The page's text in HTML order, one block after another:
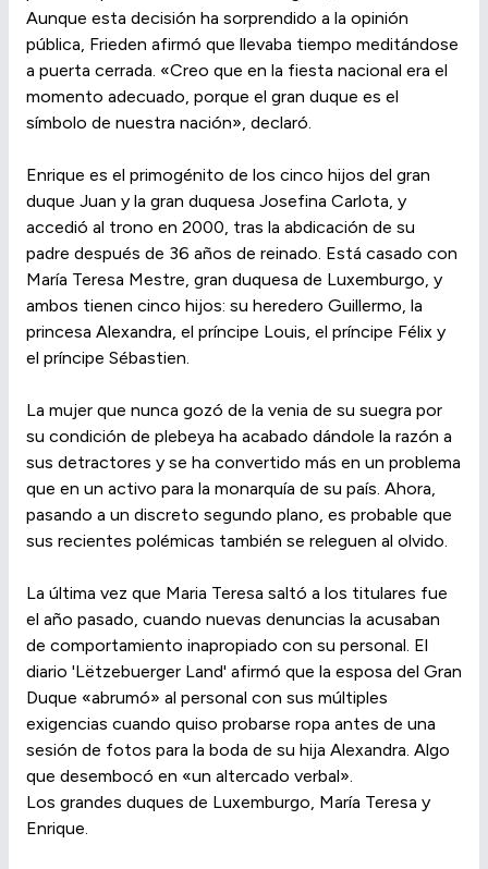
Aunque esta decisión ha sorprendido a la opinión
pública, Frieden afirmó que llevaba tiempo meditándose
a puerta cerrada. «Creo que en la fiesta nacional era el
momento adecuado, porque el gran duque es el
símbolo de nuestra nación», declaró.
Enrique es el primogénito de los cinco hijos del gran
duque Juan y la gran duquesa Josefina Carlota, y
accedió al trono en 2000, tras la abdicación de su
padre después de 36 años de reinado. Está casado con
María Teresa Mestre, gran duquesa de Luxemburgo, y
ambos tienen cinco hijos: su heredero Guillermo, la
princesa Alexandra, el príncipe Louis, el príncipe Félix y
el príncipe Sébastien.
La mujer que nunca gozó de la venia de su suegra por
su condición de plebeya ha acabado dándole la razón a
sus detractores y se ha convertido más en un problema
que en un activo para la monarquía de su país. Ahora,
pasando a un discreto segundo plano, es probable que
sus recientes polémicas también se releguen al olvido.
La última vez que Maria Teresa saltó a los titulares fue
el año pasado, cuando nuevas denuncias la acusaban
de comportamiento inapropiado con su personal. El
diario 'Lëtzebuerger Land' afirmó que la esposa del Gran
Duque «abrumó» al personal con sus múltiples
exigencias cuando quiso probarse ropa antes de una
sesión de fotos para la boda de su hija Alexandra. Algo
que desembocó en «un altercado verbal».
Los grandes duques de Luxemburgo, María Teresa y
Enrique.